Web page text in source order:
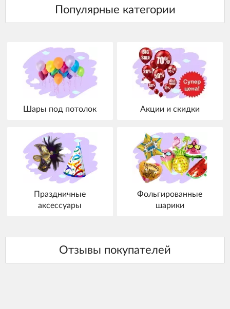
Шары под потолок Акции и скидки
Праздничные
аксессуары
Фольгированные
шарики